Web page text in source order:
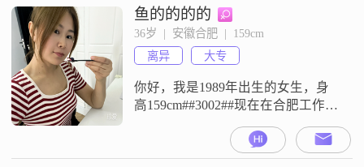
平时也比较独立自信，对待生活一
直保持乐观积极的态度##3002##我
这个人随和易相处，平时热爱生
活，做人真诚可靠，也比较善解人
意，富有同理
鱼的的的的
36岁  |  安徽合肥  |  159cm
离异
大专
你好，我是1989年出生的女生，身
高159cm##3002##现在在合肥工作生
8000元这个范围##3002##平时我性
格随和，比较好相处，做事情绪比